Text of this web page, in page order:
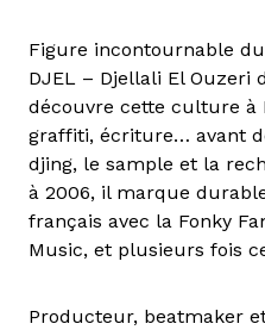
Figure incontournable
DJEL – Djellali El Ouzeri
découvre cette culture à
graffiti, écriture… avant
djing, le sample et la
à 2006, il marque
français avec la Fonky
Music, et plusieurs fois
Producteur, beatmaker